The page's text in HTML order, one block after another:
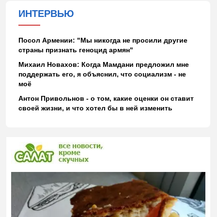
ИНТЕРВЬЮ
Посол Армении: "Мы никогда не просили другие
страны признать геноцид армян"
Михаил Новахов: Когда Мамдани предложил мне
поддержать его, я объяснил, что социализм - не
моё
Антон Привольнов - о том, какие оценки он ставит
своей жизни, и что хотел бы в ней изменить